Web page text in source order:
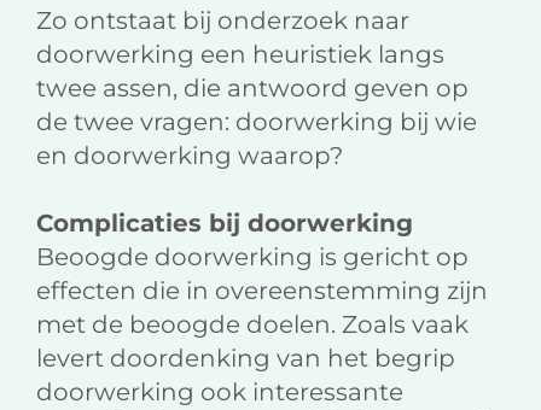
Zo ontstaat bij onderzoek naar
doorwerking een heuristiek langs
twee assen, die antwoord geven op
de twee vragen: doorwerking bij wie
en doorwerking waarop?
Complicaties bij doorwerking
Beoogde doorwerking is gericht op
effecten die in overeenstemming zijn
met de beoogde doelen. Zoals vaak
levert doordenking van het begrip
doorwerking ook interessante